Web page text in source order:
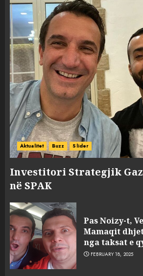
Aktualitet Buzz Slider
Investitori Strategjik
në SPAK
Pas Noizy-t,
Mamaqit
nga taksat e
FEBRUARY 18, 2025